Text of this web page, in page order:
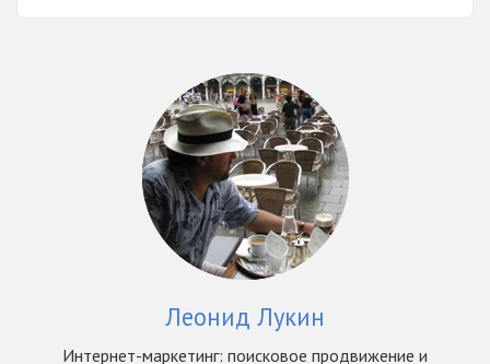
Леонид Лукин
Интернет-маркетинг: поисковое продвижение и